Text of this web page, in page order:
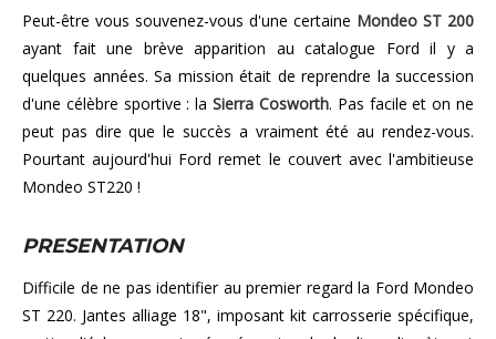
Peut-être vous souvenez-vous d'une certaine Mondeo ST 200
ayant fait une brève apparition au catalogue Ford il y a
quelques années. Sa mission était de reprendre la succession
d'une célèbre sportive : laSierra Cosworth. Pas facile et on ne
peut pas dire que le succès a vraiment été au rendez-vous.
Pourtant aujourd'hui Ford remet le couvert avec l'ambitieuse
Mondeo ST220 !
PRESENTATION
Difficile de ne pas identifier au premier regard la Ford Mondeo
ST 220. Jantes alliage 18", imposant kit carrosserie spécifique,